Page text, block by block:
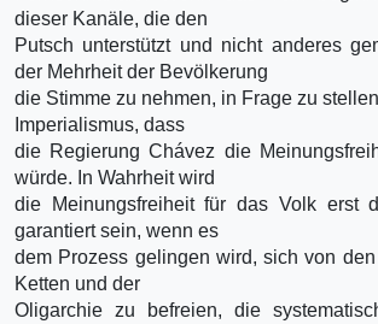
dieser Kanäle, die den
Putsch unterstützt und nicht anderes
der Mehrheit der Bevölkerung
die Stimme zu nehmen, in Frage zu
Imperialismus, dass
die Regierung Chávez die
würde. In Wahrheit wird
die Meinungsfreiheit für das Volk erst
garantiert sein, wenn es
dem Prozess gelingen wird, sich von
Ketten und der
Oligarchie zu befreien, die